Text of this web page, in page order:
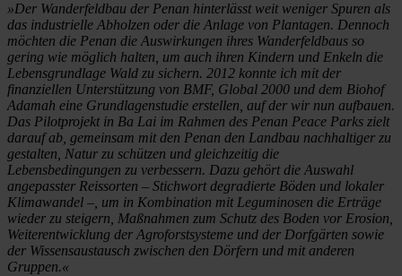
»Der Wanderfeldbau der Penan hinterlässt weit weniger Spuren als
das industrielle Abholzen oder die Anlage von Plantagen. Dennoch
möchten die Penan die Auswirkungen ihres Wanderfeldbaus so
gering wie möglich halten, um auch ihren Kindern und Enkeln die
Lebensgrundlage Wald zu sichern. 2012 konnte ich mit der
finanziellen Unterstützung von BMF, Global 2000 und dem Biohof
Adamah eine Grundlagenstudie erstellen, auf der wir nun aufbauen.
Das Pilotprojekt in Ba Lai im Rahmen des Penan Peace Parks zielt
darauf ab, gemeinsam mit den Penan den Landbau nachhaltiger zu
gestalten, Natur zu schützen und gleichzeitig die
Lebensbedingungen zu verbessern. Dazu gehört die Auswahl
angepasster Reissorten – Stichwort degradierte Böden und lokaler
Klimawandel –, um in Kombination mit Leguminosen die Erträge
wieder zu steigern, Maßnahmen zum Schutz des Boden vor Erosion,
Weiterentwicklung der Agroforstsysteme und der Dorfgärten sowie
der Wissensaustausch zwischen den Dörfern und mit anderen
Gruppen.«